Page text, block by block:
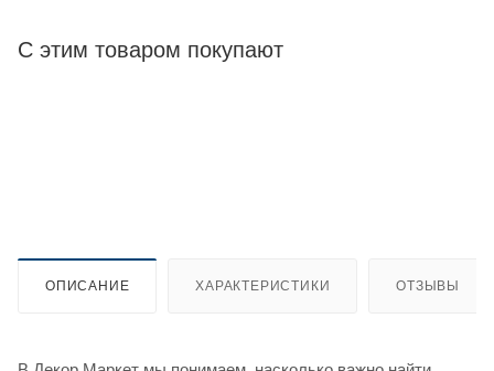
С этим товаром покупают
ОПИСАНИЕ ХАРАКТЕРИСТИКИ ОТЗЫВЫ